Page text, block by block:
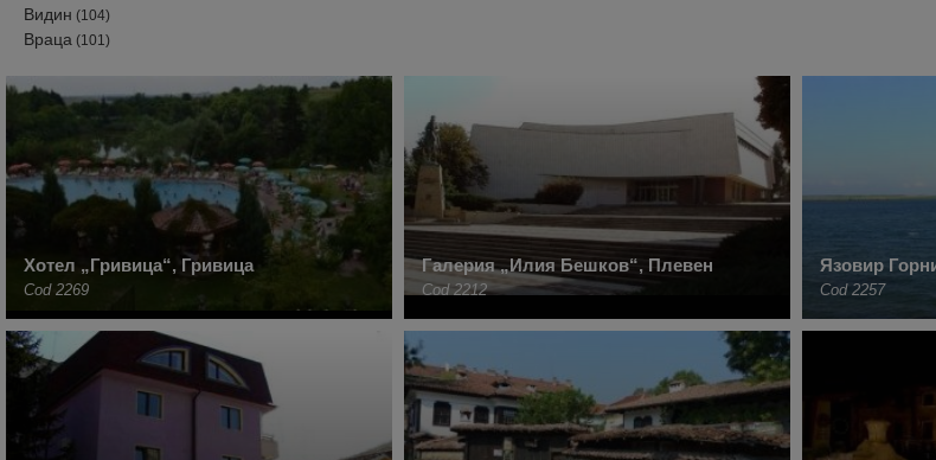
Видин (104)
Враца (101)
Хотел „Гривица“, Гривица
Cod 2269
Галерия „Илия Бешков“, Плевен
Cod 2212
Язовир
Cod 2257